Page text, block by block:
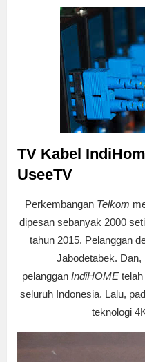
TV Kabel
UseeTV
Perkembangan Telkom
dipesan sebanyak 2000
tahun 2015. Pelanggan
Jabodetabek. Dan,
pelanggan IndiHOMEtelah
seluruh Indonesia. Lalu,
teknologi